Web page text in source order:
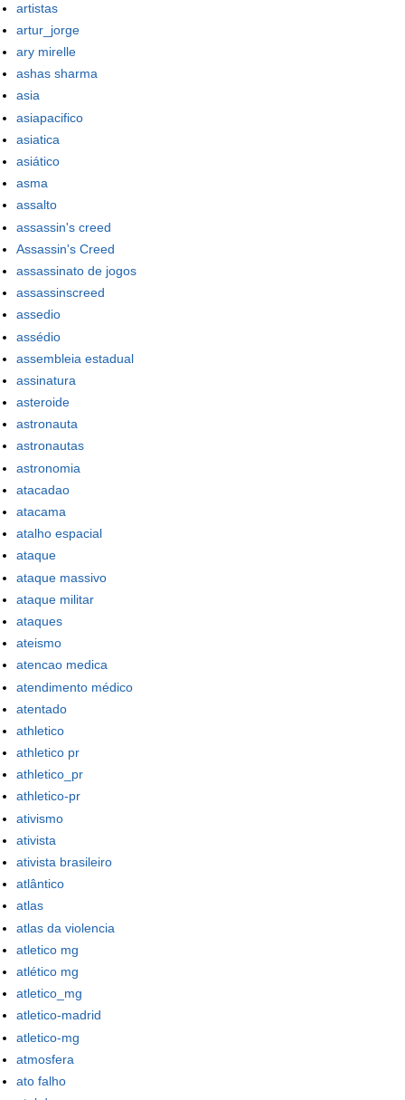
artistas
artur_jorge
ary mirelle
ashas sharma
asia
asiapacifico
asiatica
asiático
asma
assalto
assassin's creed
Assassin's Creed
assassinato de jogos
assassinscreed
assedio
assédio
assembleia estadual
assinatura
asteroide
astronauta
astronautas
astronomia
atacadao
atacama
atalho espacial
ataque
ataque massivo
ataque militar
ataques
ateismo
atencao medica
atendimento médico
atentado
athletico
athletico pr
athletico_pr
athletico-pr
ativismo
ativista
ativista brasileiro
atlântico
atlas
atlas da violencia
atletico mg
atlético mg
atletico_mg
atletico-madrid
atletico-mg
atmosfera
ato falho